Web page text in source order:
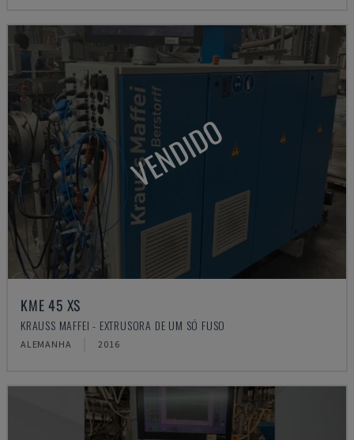
VENDIDO
KME 45 XS
KRAUSS MAFFEI - EXTRUSORA DE UM SÓ FUSO
ALEMANHA 2016